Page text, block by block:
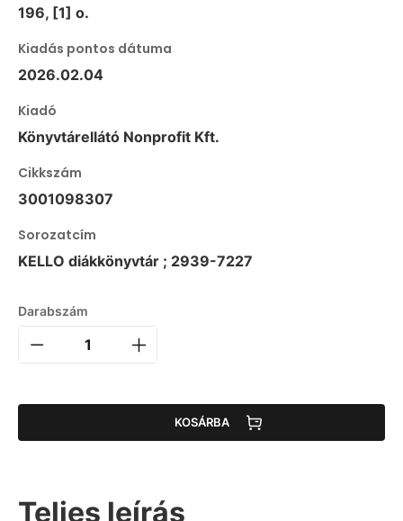
196, [1] o.
Kiadás pontos dátuma
2026.02.04
Kiadó
Könyvtárellátó Nonprofit Kft.
Cikkszám
3001098307
Sorozatcím
KELLO diákkönyvtár ; 2939-7227
Darabszám
KOSÁRBA
Teljes leírás